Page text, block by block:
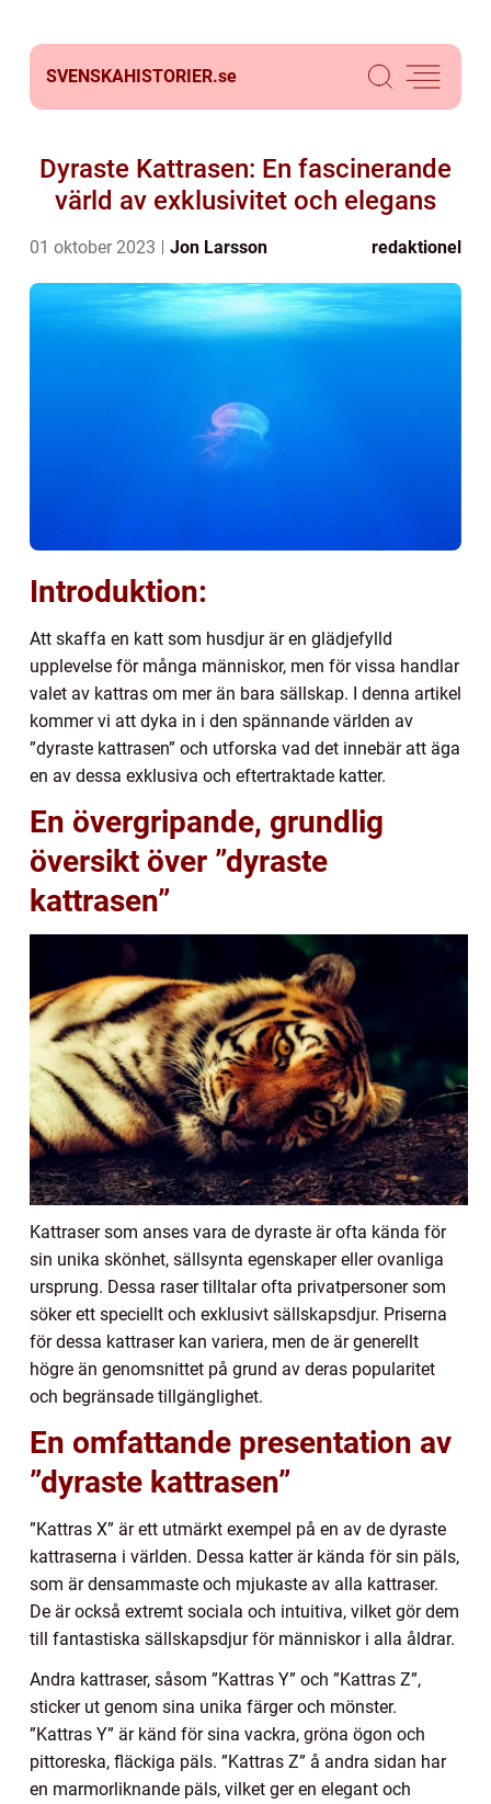
SVENSKAHISTORIER.se
Dyraste Kattrasen: En fascinerande
värld av exklusivitet och elegans
01 oktober 2023 Jon Larsson redaktionel
Introduktion:
Att skaffa en katt som husdjur är en glädjefylld
upplevelse för många människor, men för vissa handlar
valet av kattras om mer än bara sällskap. I denna artikel
kommer vi att dyka in i den spännande världen av
”dyraste kattrasen” och utforska vad det innebär att äga
en av dessa exklusiva och eftertraktade katter.
En övergripande, grundlig
översikt över ”dyraste
kattrasen”
Kattraser som anses vara de dyraste är ofta kända för
sin unika skönhet, sällsynta egenskaper eller ovanliga
ursprung. Dessa raser tilltalar ofta privatpersoner som
söker ett speciellt och exklusivt sällskapsdjur. Priserna
för dessa kattraser kan variera, men de är generellt
högre än genomsnittet på grund av deras popularitet
och begränsade tillgänglighet.
En omfattande presentation av
”dyraste kattrasen”
”Kattras X” är ett utmärkt exempel på en av de dyraste
kattraserna i världen. Dessa katter är kända för sin päls,
som är densammaste och mjukaste av alla kattraser.
De är också extremt sociala och intuitiva, vilket gör dem
till fantastiska sällskapsdjur för människor i alla åldrar.
Andra kattraser, såsom ”Kattras Y” och ”Kattras Z”,
sticker ut genom sina unika färger och mönster.
”Kattras Y” är känd för sina vackra, gröna ögon och
pittoreska, fläckiga päls. ”Kattras Z” å andra sidan har
en marmorliknande päls, vilket ger en elegant och